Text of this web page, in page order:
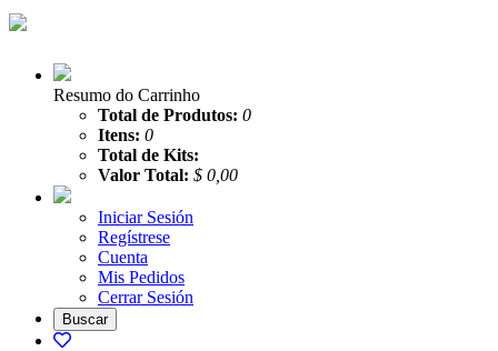
Resumo do Carrinho
Total de Produtos: 0
Itens: 0
Total de Kits:
Valor Total: $ 0,00
Iniciar Sesión
Regístrese
Cuenta
Mis Pedidos
Cerrar Sesión